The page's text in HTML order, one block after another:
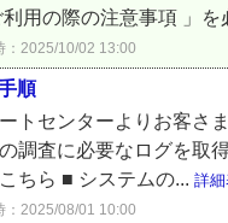
用の際の注意事項 」を
：2025/10/02 13:00
順
トセンターよりお客さ
調査に必要なログを取
ちら ■ システムの... 詳
：2025/08/01 10:00